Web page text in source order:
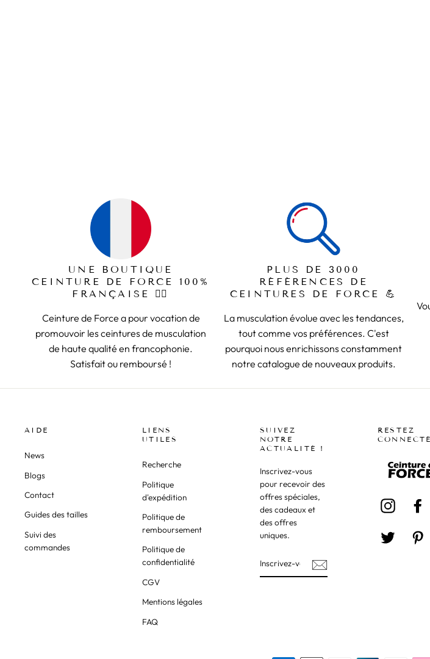
UNE BOUTIQUE
CEINTURE DE FORCE 100%
FRANÇAISE 🏋️‍♂️
Ceinture de Force a pour vocation de
promouvoir les ceintures de musculation
de haute qualité en francophonie.
Satisfait ou remboursé !
PLUS DE 3000
RÉFÉRENCES DE
CEINTURES DE FORCE 💪
La musculation évolue avec les tendances,
tout comme vos préférences. C'est
pourquoi nous enrichissons constamment
notre catalogue de nouveaux produits.
AIDE
News
Blogs
Contact
Guides des tailles
Suivi des
commandes
LIENS
UTILES
Recherche
Politique
d'expédition
Politique de
remboursement
Politique de
confidentialité
CGV
Mentions légales
FAQ
SUIVEZ
NOTRE
ACTUALITÉ !
Inscrivez-vous
pour recevoir des
offres spéciales,
des cadeaux et
des offres
uniques.
RESTEZ
CONNECTÉ
Twitter